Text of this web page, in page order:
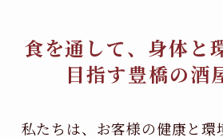
食を通して、身体と
目指す豊橋の酒
私たちは、お客様の健康と環